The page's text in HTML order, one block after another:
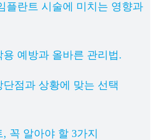
플란트 시술에 미치는 영향과
용 예방과 올바른 관리법.
단점과 상황에 맞는 선택
꼭 알아야 할 3가지